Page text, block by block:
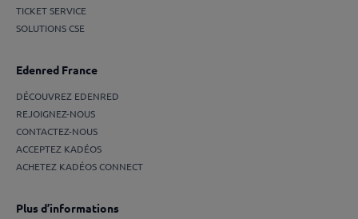
TICKET SERVICE
SOLUTIONS CSE
Edenred France
DÉCOUVREZ EDENRED
REJOIGNEZ-NOUS
CONTACTEZ-NOUS
ACCEPTEZ KADÉOS
ACHETEZ KADÉOS CONNECT
Plus d’informations